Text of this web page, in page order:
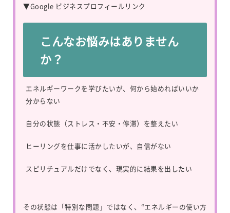
▼Google ビジネスプロフィールリンク
こんなお悩みはありません
か？
エネルギーワークを学びたいが、何から始めればいいか
分からない
自分の状態（ストレス・不安・停滞）を整えたい
ヒーリングを仕事に活かしたいが、自信がない
スピリチュアルだけでなく、現実的に結果を出したい
その状態は「特別な問題」ではなく、“エネルギーの使い方